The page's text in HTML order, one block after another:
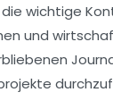
wichtige
und